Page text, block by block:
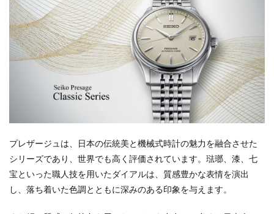
プレザージュは、日本の伝統美と機械式時計の魅力を融合させた
シリーズであり、世界でも高く評価されています。琺瑯、漆、七
宝といった職人技を用いたダイアルは、質感豊かな表情を演出
し、落ち着いた色調とともに深みのある印象を与えます。